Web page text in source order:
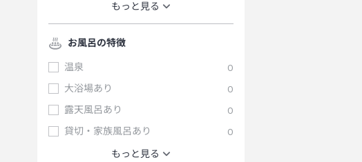
もっと見る
お風呂の特徴
温泉
0
大浴場あり
0
露天風呂あり
0
貸切・家族風呂あり
0
もっと見る